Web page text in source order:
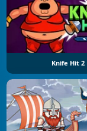
Knife Hit 2